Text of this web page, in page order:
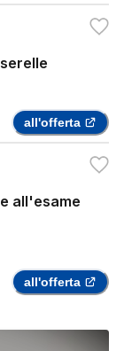
all'offerta
all'esame
all'offerta